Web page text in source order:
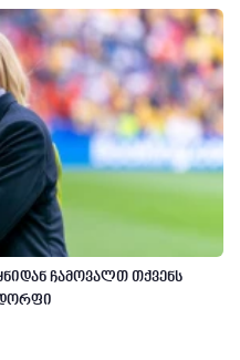
ჩამოვალთ თქვენს